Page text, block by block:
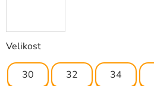
Velikost
30 32 34